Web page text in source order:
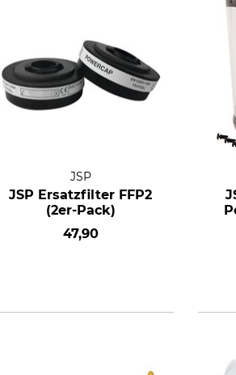
JSP
JSP Ersatzfilter FFP2
(2er-Pack)
47,90